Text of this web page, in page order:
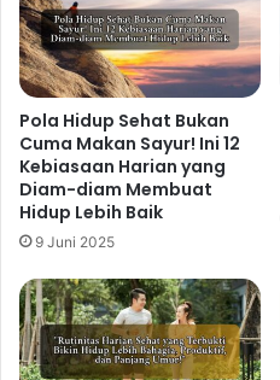
Pola Hidup Sehat Bukan
Cuma Makan Sayur! Ini 12
Kebiasaan Harian yang
Diam-diam Membuat
Hidup Lebih Baik
9 Juni 2025